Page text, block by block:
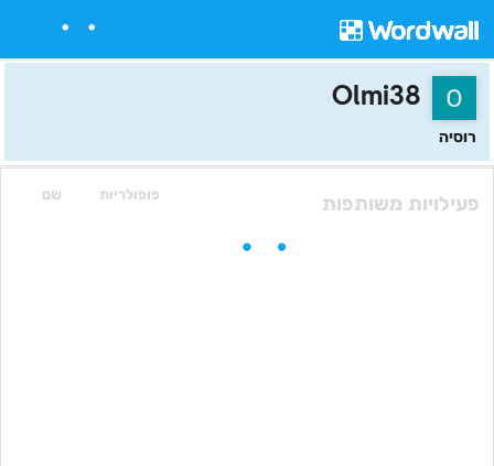
Olmi38
רוסיה
פופולריות שם פעילויות משותפות